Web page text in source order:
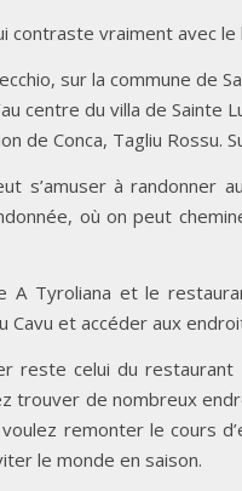
contraste vraiment avec
sur la commune de
centre du villa de Sainte
de Conca, Tagliu Rossu.
s’amuser à randonner
où on peut
Tyroliana et le
et accéder aux
reste celui du restaurant
trouver de nombreux
remonter le cours
le monde en saison.